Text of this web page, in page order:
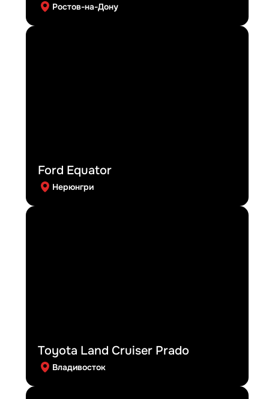
Ростов-на-Дону
Ford Equator
Нерюнгри
Toyota Land Cruiser Prado
Владивосток